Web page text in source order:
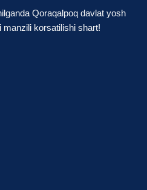
Qoraqalpoq davlat yosh
korsatilishi shart!